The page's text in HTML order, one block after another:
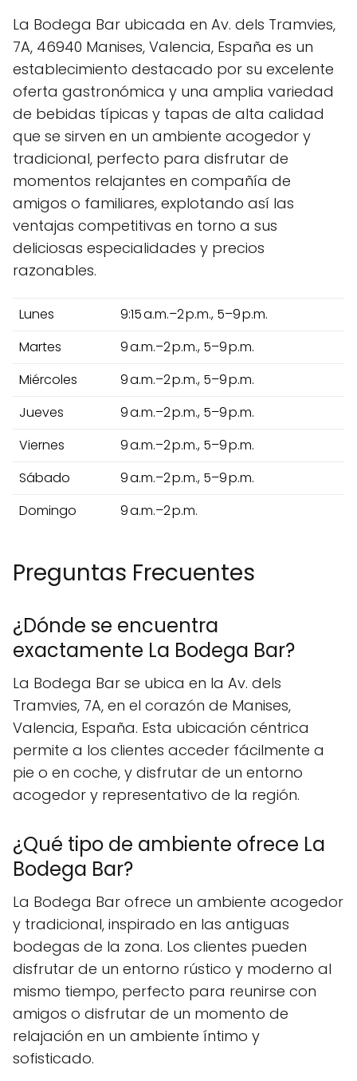
La Bodega Bar ubicada en Av. dels Tramvies,
7A, 46940 Manises, Valencia, España es un
establecimiento destacado por su excelente
oferta gastronómica y una amplia variedad
de bebidas típicas y tapas de alta calidad
que se sirven en un ambiente acogedor y
tradicional, perfecto para disfrutar de
momentos relajantes en compañía de
amigos o familiares, explotando así las
ventajas competitivas en torno a sus
deliciosas especialidades y precios
razonables.
Lunes
9:15 a.m.–2 p.m., 5–9 p.m.
Martes
9 a.m.–2 p.m., 5–9 p.m.
Miércoles
9 a.m.–2 p.m., 5–9 p.m.
Jueves
9 a.m.–2 p.m., 5–9 p.m.
Viernes
9 a.m.–2 p.m., 5–9 p.m.
Sábado
9 a.m.–2 p.m., 5–9 p.m.
Domingo
9 a.m.–2 p.m.
Preguntas Frecuentes
¿Dónde se encuentra
exactamente La Bodega Bar?
La Bodega Bar se ubica en la Av. dels
Tramvies, 7A, en el corazón de Manises,
Valencia, España. Esta ubicación céntrica
permite a los clientes acceder fácilmente a
pie o en coche, y disfrutar de un entorno
acogedor y representativo de la región.
¿Qué tipo de ambiente ofrece La
Bodega Bar?
La Bodega Bar ofrece un ambiente acogedor
y tradicional, inspirado en las antiguas
bodegas de la zona. Los clientes pueden
disfrutar de un entorno rústico y moderno al
mismo tiempo, perfecto para reunirse con
amigos o disfrutar de un momento de
relajación en un ambiente íntimo y
sofisticado.